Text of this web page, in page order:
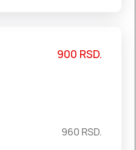
900 RSD.
960 RSD.